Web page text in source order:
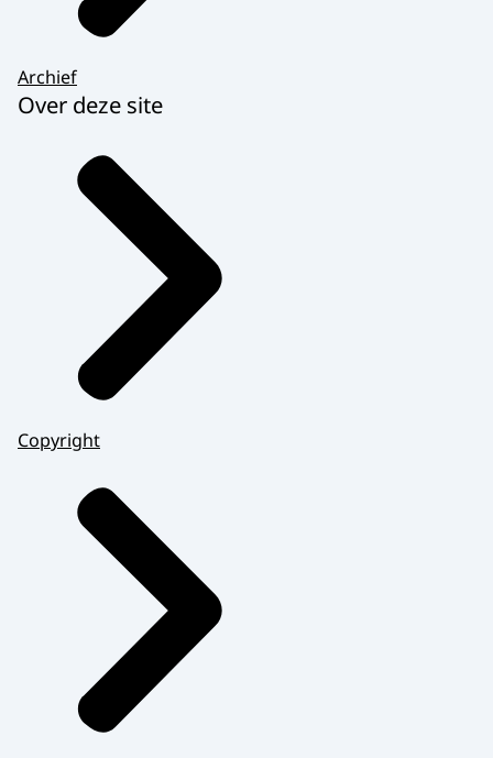
Archief
Over deze site
Copyright